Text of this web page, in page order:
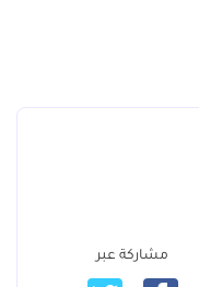
مشاركة عبر